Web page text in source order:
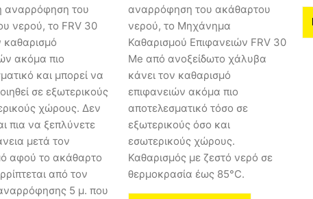
αναρρόφηση του
νερού, το FRV 30
καθαρισμό
ακόμα πιο
και μπορεί να
σε εξωτερικούς
χώρους. Δεν
πια να ξεπλύνετε
μετά τον
αφού το ακάθαρτο
από τον
5 μ. που
αναρρόφηση του ακάθαρτου
νερού, το Μηχάνημα
Καθαρισμού Επιφανειών FRV 30
Me από ανοξείδωτο χάλυβα
κάνει τον καθαρισμό
επιφανειών ακόμα πιο
αποτελεσματικό τόσο σε
εξωτερικούς όσο και
εσωτερικούς χώρους.
Καθαρισμός με ζεστό νερό σε
θερμοκρασία έως 85°C.